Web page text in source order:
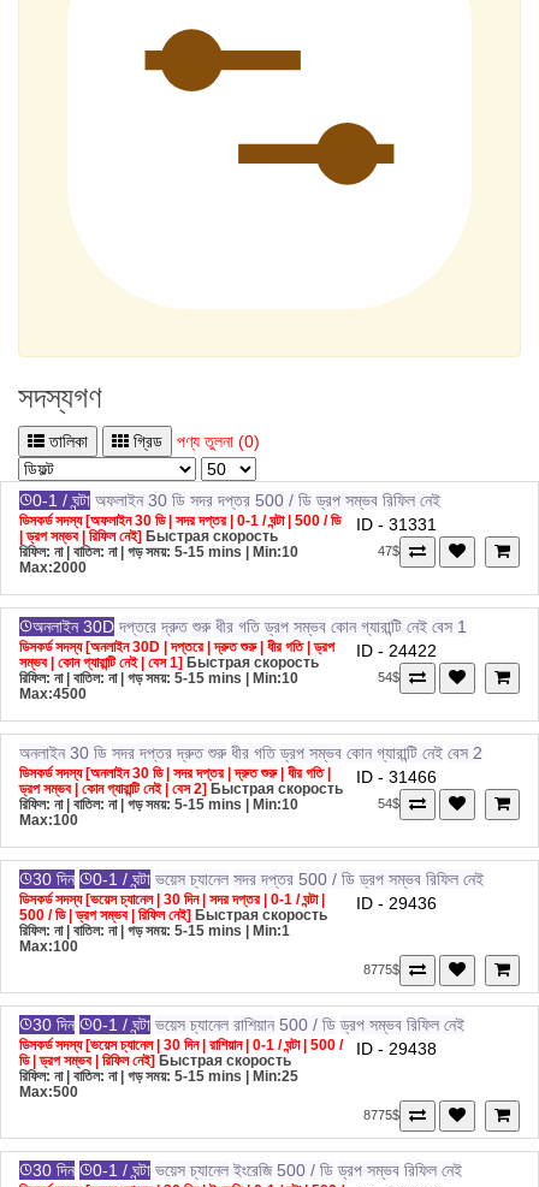
সদস্যগণ
তালিকা গ্রিড পণ্য তুলনা (0)
0-1 / ঘন্টা অফলাইন 30 ডি সদর দপ্তর 500 / ডি ড্রপ সম্ভব রিফিল নেই
ডিসকর্ড সদস্য [অফলাইন 30 ডি | সদর দপ্তর | 0-1 / ঘন্টা | 500 / ডি
| ড্রপ সম্ভব | রিফিল নেই] Быстрая скорость
রিফিল: না | বাতিল: না | গড় সময়: 5-15 mins
| Min:10
Max:2000
ID - 31331
47$
অনলাইন 30D দপ্তরে দ্রুত শুরু ধীর গতি ড্রপ সম্ভব কোন গ্যারান্টি নেই বেস 1
ডিসকর্ড সদস্য [অনলাইন 30D | দপ্তরে | দ্রুত শুরু | ধীর গতি | ড্রপ
সম্ভব | কোন গ্যারান্টি নেই | বেস 1] Быстрая скорость
রিফিল: না | বাতিল: না | গড় সময়: 5-15 mins
| Min:10
Max:4500
ID - 24422
54$
অনলাইন 30 ডি সদর দপ্তর দ্রুত শুরু ধীর গতি ড্রপ সম্ভব কোন গ্যারান্টি নেই বেস 2
ডিসকর্ড সদস্য [অনলাইন 30 ডি | সদর দপ্তর | দ্রুত শুরু | ধীর গতি |
ড্রপ সম্ভব | কোন গ্যারান্টি নেই | বেস 2] Быстрая скорость
রিফিল: না | বাতিল: না | গড় সময়: 5-15 mins
| Min:10
Max:100
ID - 31466
54$
30 দিন 0-1 / ঘন্টা ভয়েস চ্যানেল সদর দপ্তর 500 / ডি ড্রপ সম্ভব রিফিল নেই
ডিসকর্ড সদস্য [ভয়েস চ্যানেল | 30 দিন | সদর দপ্তর | 0-1 / ঘন্টা |
500 / ডি | ড্রপ সম্ভব | রিফিল নেই] Быстрая скорость
রিফিল: না | বাতিল: না | গড় সময়: 5-15 mins
| Min:1
Max:100
ID - 29436
8775$
30 দিন 0-1 / ঘন্টা ভয়েস চ্যানেল রাশিয়ান 500 / ডি ড্রপ সম্ভব রিফিল নেই
ডিসকর্ড সদস্য [ভয়েস চ্যানেল | 30 দিন | রাশিয়ান | 0-1 / ঘন্টা | 500 /
ডি | ড্রপ সম্ভব | রিফিল নেই] Быстрая скорость
রিফিল: না | বাতিল: না | গড় সময়: 5-15 mins
| Min:25
Max:500
ID - 29438
8775$
30 দিন 0-1 / ঘন্টা ভয়েস চ্যানেল ইংরেজি 500 / ডি ড্রপ সম্ভব রিফিল নেই